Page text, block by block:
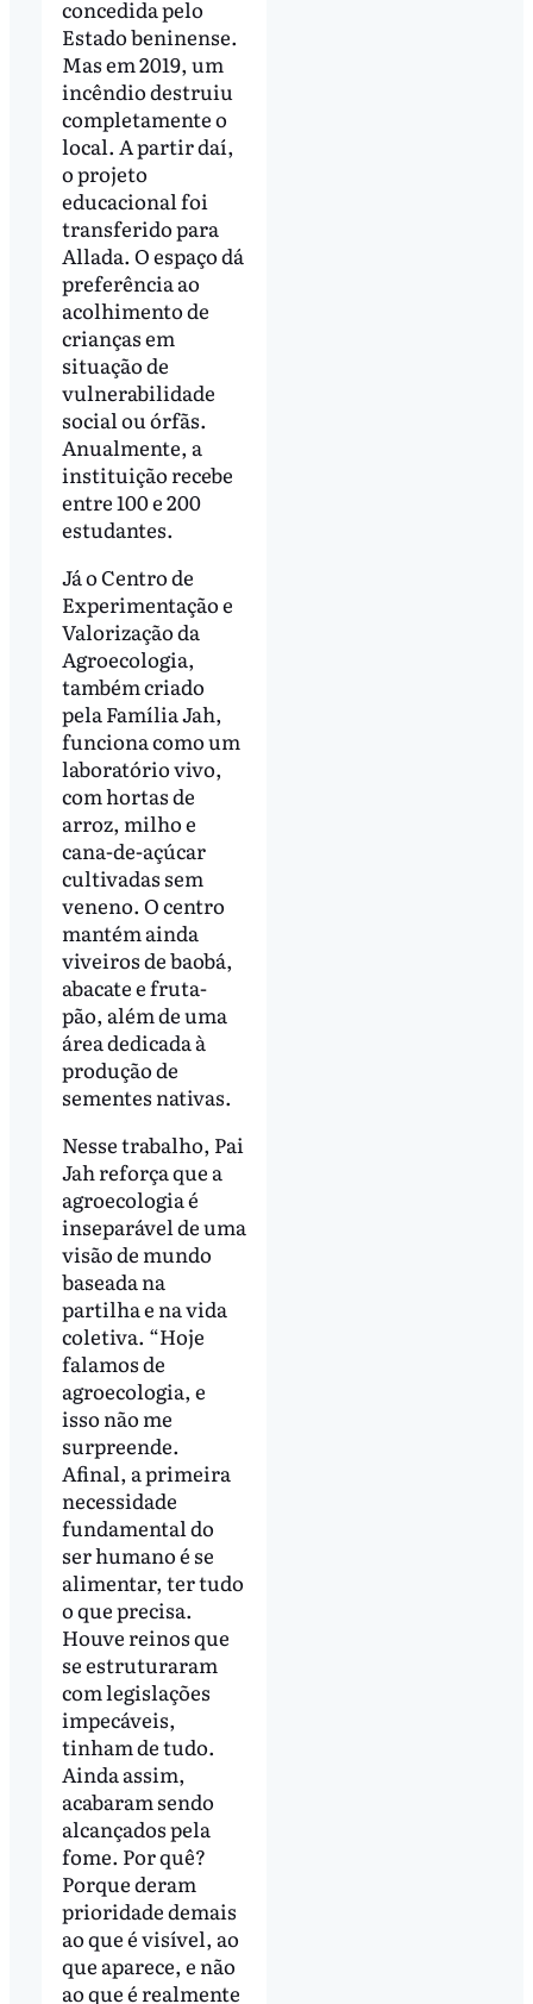
concedida pelo
Estado beninense.
Mas em 2019, um
incêndio destruiu
completamente o
local. A partir daí,
o projeto
educacional foi
transferido para
Allada. O espaço dá
preferência ao
acolhimento de
crianças em
situação de
vulnerabilidade
social ou órfãs.
Anualmente, a
instituição recebe
entre 100 e 200
estudantes.
Já o Centro de
Experimentação e
Valorização da
Agroecologia,
também criado
pela Família Jah,
funciona como um
laboratório vivo,
com hortas de
arroz, milho e
cana-de-açúcar
cultivadas sem
veneno. O centro
mantém ainda
viveiros de baobá,
abacate e fruta-
pão, além de uma
área dedicada à
produção de
sementes nativas.
Nesse trabalho, Pai
Jah reforça que a
agroecologia é
inseparável de uma
visão de mundo
baseada na
partilha e na vida
coletiva. “Hoje
falamos de
agroecologia, e
isso não me
surpreende.
Afinal, a primeira
necessidade
fundamental do
ser humano é se
alimentar, ter tudo
o que precisa.
Houve reinos que
se estruturaram
com legislações
impecáveis,
tinham de tudo.
Ainda assim,
acabaram sendo
alcançados pela
fome. Por quê?
Porque deram
prioridade demais
ao que é visível, ao
que aparece, e não
ao que é realmente